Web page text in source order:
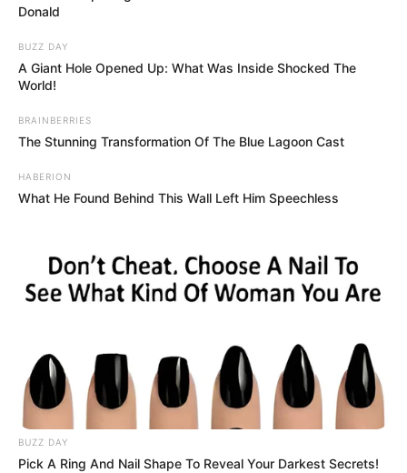
Donald
BUZZ DAY
A Giant Hole Opened Up: What Was Inside Shocked The
World!
BRAINBERRIES
The Stunning Transformation Of The Blue Lagoon Cast
HABERION
What He Found Behind This Wall Left Him Speechless
BUZZ DAY
Pick A Ring And Nail Shape To Reveal Your Darkest Secrets!